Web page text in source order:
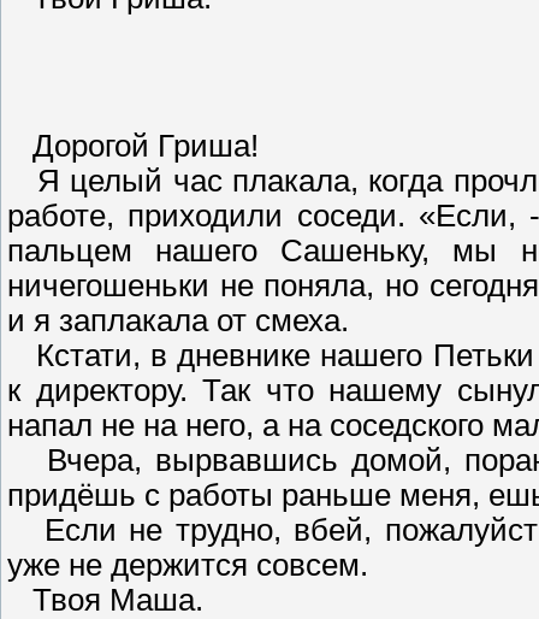
Дорогой Гриша!
Я целый час плакала, когда
работе, приходили соседи.
пальцем нашего Сашеньку, мы
ничегошеньки не поняла, но
и я заплакала от смеха.
Кстати, в дневнике нашего
к директору. Так что нашему
напал не на него, а на соседского
Вчера, вырвавшись домой,
придёшь с работы раньше меня,
Если не трудно, вбей,
уже не держится совсем.
Твоя Маша.